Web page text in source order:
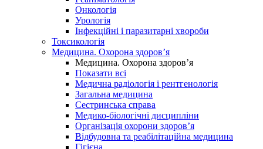
Онкологія
Урологія
Інфекційні і паразитарні хвороби
Токсикологія
Медицина. Охорона здоров’я
Медицина. Охорона здоров’я
Показати всі
Медична радіологія і рентгенологія
Загальна медицина
Сестринська справа
Медико-біологічні дисципліни
Організація охорони здоров’я
Відбудовна та реабілітаційна медицина
Гігієна